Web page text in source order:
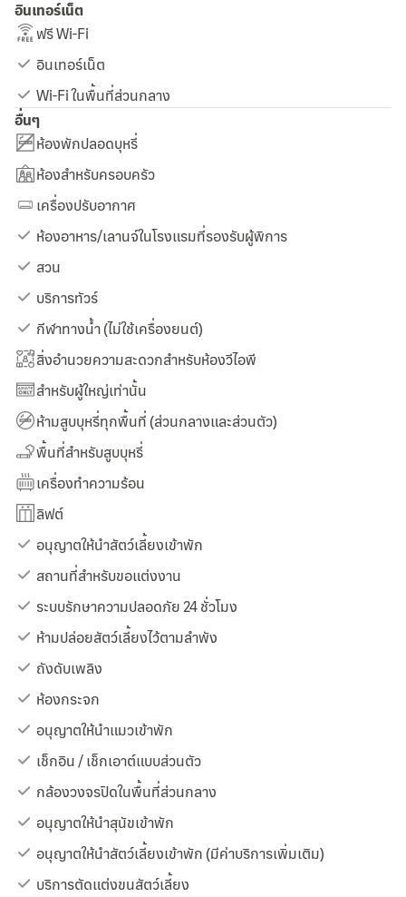
อินเทอร์เน็ต
ฟรี Wi-Fi
อินเทอร์เน็ต
Wi-Fi ในพื้นที่ส่วนกลาง
อื่นๆ
ห้องพักปลอดบุหรี่
ห้องสำหรับครอบครัว
เครื่องปรับอากาศ
ห้องอาหาร/เลานจ์ในโรงแรมที่รองรับผู้พิการ
สวน
บริการทัวร์
กีฬาทางน้ำ (ไม่ใช้เครื่องยนต์)
สิ่งอำนวยความสะดวกสำหรับห้องวีไอพี
สำหรับผู้ใหญ่เท่านั้น
ห้ามสูบบุหรี่ทุกพื้นที่ (ส่วนกลางและส่วนตัว)
พื้นที่สำหรับสูบบุหรี่
เครื่องทำความร้อน
ลิฟต์
อนุญาตให้นำสัตว์เลี้ยงเข้าพัก
สถานที่สำหรับขอแต่งงาน
ระบบรักษาความปลอดภัย 24 ชั่วโมง
ห้ามปล่อยสัตว์เลี้ยงไว้ตามลำพัง
ถังดับเพลิง
ห้องกระจก
อนุญาตให้นำแมวเข้าพัก
เช็กอิน / เช็กเอาต์แบบส่วนตัว
กล้องวงจรปิดในพื้นที่ส่วนกลาง
อนุญาตให้นำสุนัขเข้าพัก
อนุญาตให้นำสัตว์เลี้ยงเข้าพัก (มีค่าบริการเพิ่มเติม)
บริการตัดแต่งขนสัตว์เลี้ยง